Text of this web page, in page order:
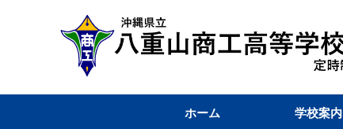
ホーム 学校案内